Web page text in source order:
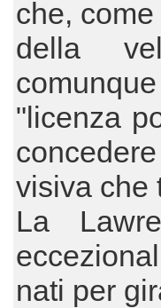
che,
della
"licenza
visiva che
La
nati per